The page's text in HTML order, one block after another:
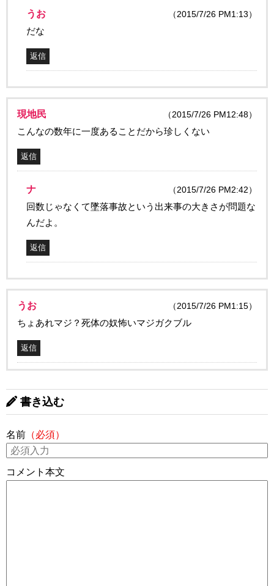
うお （2015/7/26 PM1:13）
だな
返信
現地民 （2015/7/26 PM12:48）
こんなの数年に一度あることだから珍しくない
返信
ナ （2015/7/26 PM2:42）
回数じゃなくて墜落事故という出来事の大きさが問題な
んだよ。
返信
うお （2015/7/26 PM1:15）
ちょあれマジ？死体の奴怖いマジガクブル
返信
書き込む
名前 （必須）
コメント本文